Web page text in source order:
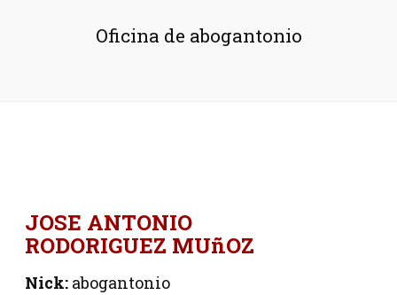
Oficina de abogantonio
JOSE ANTONIO
RODORIGUEZ MUñOZ
Nick:abogantonio